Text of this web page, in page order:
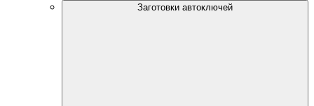
Заготовки автоключей